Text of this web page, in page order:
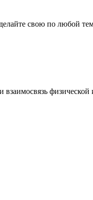
свою по любой
физической